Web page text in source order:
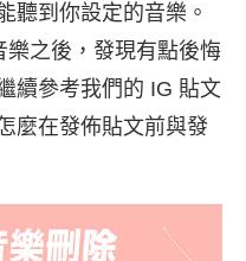
聽到你設定的音樂。
之後，發現有點後悔
續參考我們的 IG 貼文
麼在發佈貼文前與發